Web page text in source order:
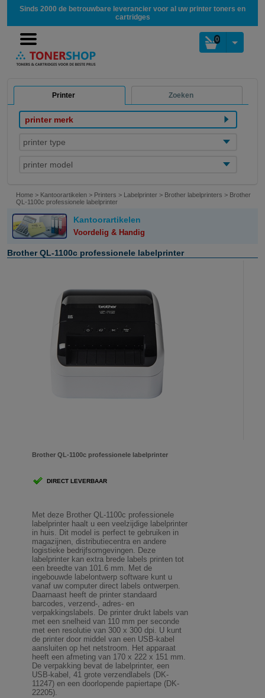
Sinds 2000 de betrouwbare leverancier voor al uw printer toners en
cartridges
0
Printer Zoeken
printer merk
printer type
printer model
Home > Kantoorartikelen > Printers > Labelprinter > Brother labelprinters > Brother
QL-1100c professionele labelprinter
Kantoorartikelen
Voordelig & Handig
Brother QL-1100c professionele labelprinter
Brother QL-1100c professionele labelprinter
DIRECT LEVERBAAR
Met deze Brother QL-1100c professionele
labelprinter haalt u een veelzijdige labelprinter
in huis. Dit model is perfect te gebruiken in
magazijnen, distributiecentra en andere
logistieke bedrijfsomgevingen. Deze
labelprinter kan extra brede labels printen tot
een breedte van 101.6 mm. Met de
ingebouwde labelontwerp software kunt u
vanaf uw computer direct labels ontwerpen.
Daarnaast heeft de printer standaard
barcodes, verzend-, adres- en
verpakkingslabels. De printer drukt labels van
met een snelheid van 110 mm per seconde
met een resolutie van 300 x 300 dpi. U kunt
de printer door middel van een USB-kabel
aansluiten op het netstroom. Het apparaat
heeft een afmeting van 170 x 222 x 151 mm.
De verpakking bevat de labelprinter, een
USB-kabel, 41 grote verzendlabels (DK-
11247) en een doorlopende papiertape (DK-
22205).